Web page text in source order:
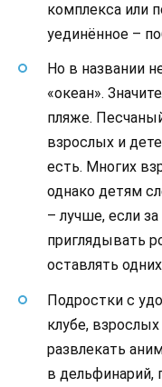
комплекса или
уединённое –
Но в названии
«океан».
пляже.
взрослых и
есть. Многих
однако детям
– лучше, если
приглядывать
оставлять
Подростки с
клубе,
развлекать
в дельфинарий,